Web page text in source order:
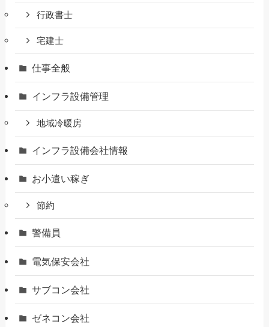
行政書士
宅建士
仕事全般
インフラ設備管理
地域冷暖房
インフラ設備会社情報
お小遣い稼ぎ
節約
警備員
電気保安会社
サブコン会社
ゼネコン会社